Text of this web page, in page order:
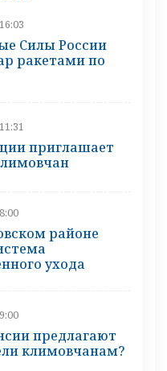
Силы России
ракетами по
приглашает
районе
ухода
предлагают
климовчанам?